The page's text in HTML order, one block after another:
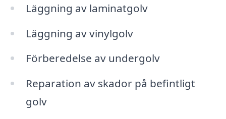
Läggning av laminatgolv
Läggning av vinylgolv
Förberedelse av undergolv
Reparation av skador på befintligt
golv